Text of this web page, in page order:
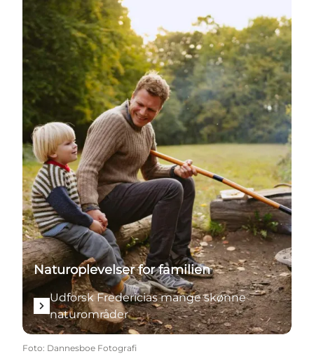
Naturoplevelser for familien
Udforsk Fredericias mange skønne
naturområder
Foto: Dannesboe Fotografi